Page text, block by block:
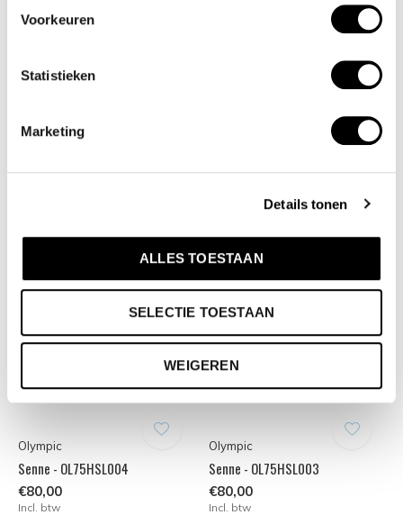
Voorkeuren
Statistieken
Marketing
Details tonen
ALLES TOESTAAN
SELECTIE TOESTAAN
WEIGEREN
€80,00
Olympic
Senne - OL75HSL004
€80,00
Incl. btw
Olympic
Senne - OL75HSL003
€80,00
Incl. btw